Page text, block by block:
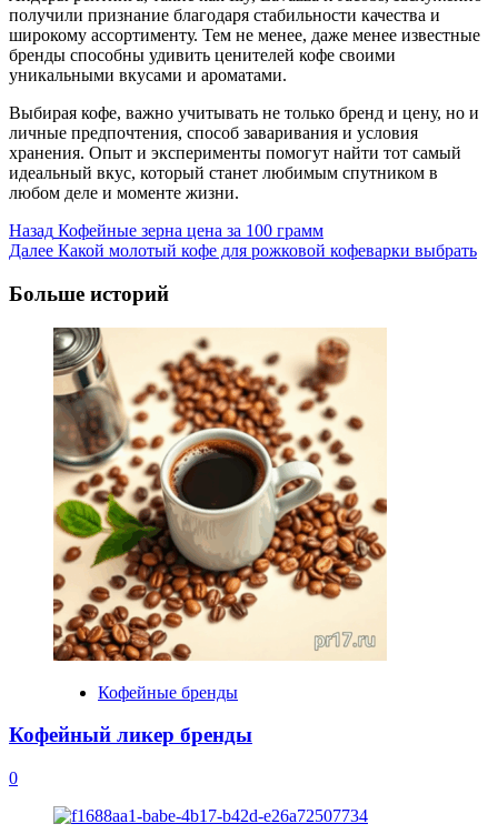
получили признание благодаря стабильности качества и
широкому ассортименту. Тем не менее, даже менее известные
бренды способны удивить ценителей кофе своими
уникальными вкусами и ароматами.
Выбирая кофе, важно учитывать не только бренд и цену, но и
личные предпочтения, способ заваривания и условия
хранения. Опыт и эксперименты помогут найти тот самый
идеальный вкус, который станет любимым спутником в
любом деле и моменте жизни.
Post
Navigation
Назад Кофейные зерна цена за 100 грамм
Далее Какой молотый кофе для рожковой кофеварки выбрать
Больше историй
Кофейные бренды
Кофейный ликер бренды
0